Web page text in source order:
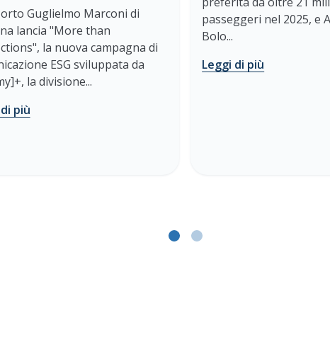
Guglielmo Marconi di
lancia "More than
la nuova campagna di
ESG sviluppata da
la divisione...
più
passeggeri nel 2025, e
Bolo...
Leggi di più